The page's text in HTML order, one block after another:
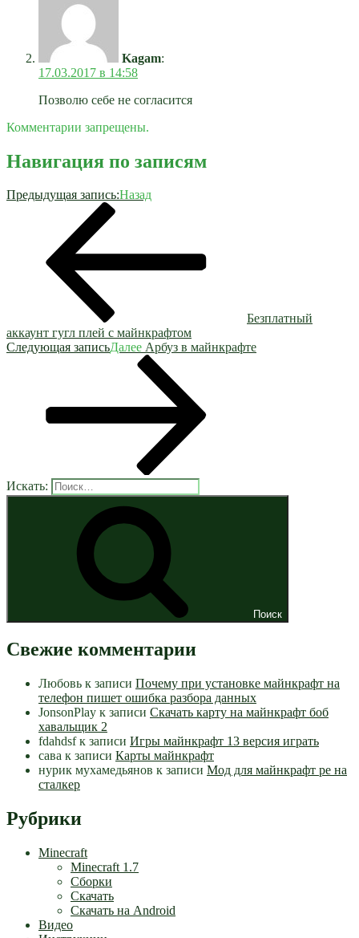
Kagam:
17.03.2017 в 14:58
Позволю себе не согласится
Комментарии запрещены.
Навигация по записям
Предыдущая запись:Назад
Безплатный
аккаунт гугл плей с майнкрафтом
Следующая записьДалее Арбуз в майнкрафте
Искать:
Поиск
Свежие комментарии
Любовь к записи Почему при установке майнкрафт на
телефон пишет ошибка разбора данных
JonsonPlay к записи Скачать карту на майнкрафт боб
хавальщик 2
fdahdsfк записи Игры майнкрафт 13 версия играть
сава к записи Карты майнкрафт
нурик мухамедьянов к записи Мод для майнкрафт pe на
сталкер
Рубрики
Minecraft
Minecraft 1.7
Сборки
Скачать
Скачать на Android
Видео